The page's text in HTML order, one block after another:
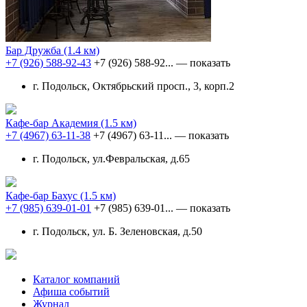
Бар Дружба (1.4 км)
+7 (926) 588-92-43 +7 (926) 588-92... — показать
г. Подольск, Октябрьский просп., 3, корп.2
Кафе-бар Академия (1.5 км)
+7 (4967) 63-11-38 +7 (4967) 63-11... — показать
г. Подольск, ул.Февральская, д.65
Кафе-бар Бахус (1.5 км)
+7 (985) 639-01-01 +7 (985) 639-01... — показать
г. Подольск, ул. Б. Зеленовская, д.50
Каталог компаний
Афиша событий
Журнал